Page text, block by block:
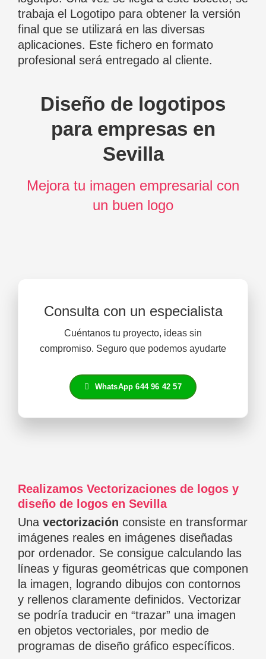
trabaja el Logotipo para obtener la versión
final que se utilizará en las diversas
aplicaciones. Este fichero en formato
profesional será entregado al cliente.
Diseño de logotipos
para empresas en
Sevilla
Mejora tu imagen empresarial con
un buen logo
Consulta con un especialista
Cuéntanos tu proyecto, ideas sin
compromiso. Seguro que podemos ayudarte
WhatsApp 644 96 42 57
Realizamos Vectorizaciones de logos y
diseño de logos en Sevilla
Una vectorización consiste en transformar
imágenes reales en imágenes diseñadas
por ordenador. Se consigue calculando las
líneas y figuras geométricas que componen
la imagen, logrando dibujos con contornos
y rellenos claramente definidos. Vectorizar
se podría traducir en “trazar” una imagen
en objetos vectoriales, por medio de
programas de diseño gráfico específicos.